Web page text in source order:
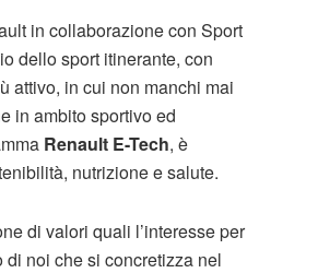
in collaborazione con Sport
dello sport itinerante, con
attivo, in cui non manchi mai
in ambito sportivo ed
Renault E-Tech, è
nutrizione e salute.
di valori quali l’interesse per
noi che si concretizza nel